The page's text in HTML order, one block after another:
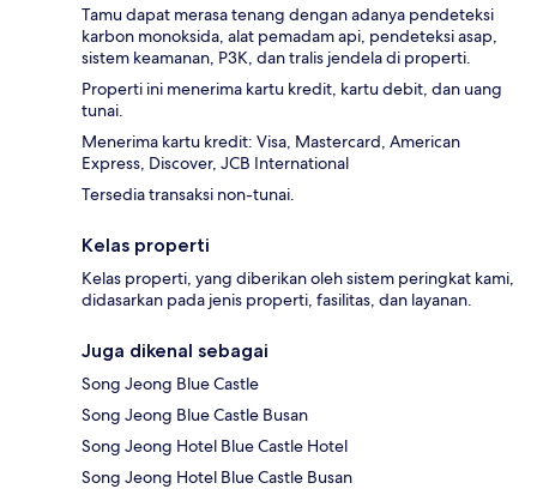
Tamu dapat merasa tenang dengan adanya pendeteksi
karbon monoksida, alat pemadam api, pendeteksi asap,
sistem keamanan, P3K, dan tralis jendela di properti.
Properti ini menerima kartu kredit, kartu debit, dan uang
tunai.
Menerima kartu kredit: Visa, Mastercard, American
Express, Discover, JCB International
Tersedia transaksi non-tunai.
Kelas properti
Kelas properti, yang diberikan oleh sistem peringkat kami,
didasarkan pada jenis properti, fasilitas, dan layanan.
Juga dikenal sebagai
Song Jeong Blue Castle
Song Jeong Blue Castle Busan
Song Jeong Hotel Blue Castle Hotel
Song Jeong Hotel Blue Castle Busan